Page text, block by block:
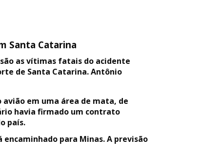
Santa Catarina
as vítimas fatais do acidente
de Santa Catarina. Antônio
avião em uma área de mata, de
havia firmado um contrato
país.
para Minas. A previsão